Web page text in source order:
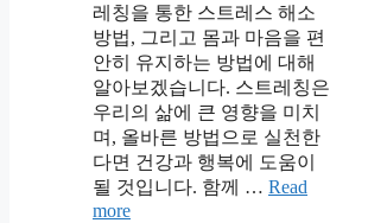
레칭을 통한 스트레스 해소
방법, 그리고 몸과 마음을 편
안히 유지하는 방법에 대해
알아보겠습니다. 스트레칭은
우리의 삶에 큰 영향을 미치
며, 올바른 방법으로 실천한
다면 건강과 행복에 도움이
될 것입니다. 함께 … Read
more